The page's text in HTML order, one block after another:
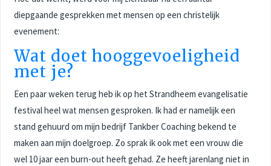
diepgaande gesprekken met mensen op een christelijk
evenement:
Wat doet hooggevoeligheid
met je?
Een paar weken terug heb ik op het Strandheem evangelisatie
festival heel wat mensen gesproken. Ik had er namelijk een
stand gehuurd om mijn bedrijf Tankber Coaching bekend te
maken aan mijn doelgroep. Zo sprak ik ook met een vrouw die
wel 10 jaar een burn-out heeft gehad. Ze heeft jarenlang niet in